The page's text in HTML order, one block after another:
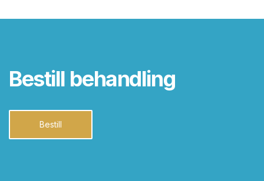
Bestill behandling
Bestill